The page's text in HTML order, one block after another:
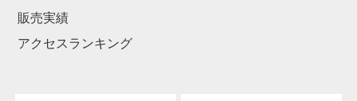
販売実績
アクセスランキング